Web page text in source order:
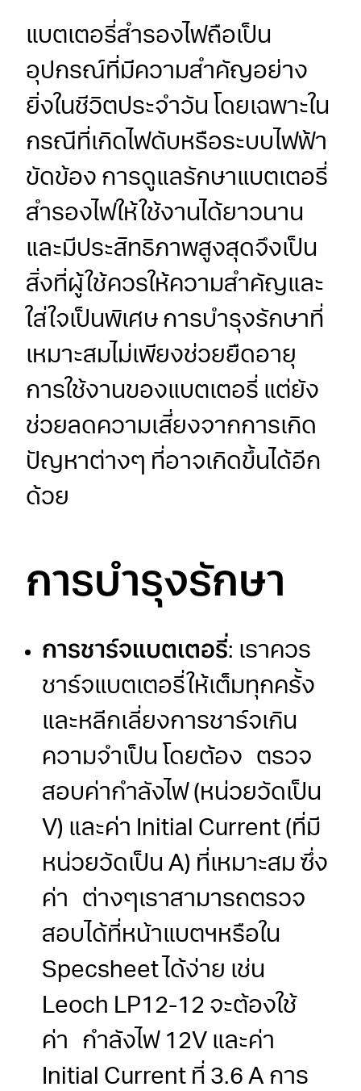
แบตเตอรี่สำรองไฟถือเป็น
อุปกรณ์ที่มีความสำคัญอย่าง
ยิ่งในชีวิตประจำวัน โดยเฉพาะใน
กรณีที่เกิดไฟดับหรือระบบไฟฟ้า
ขัดข้อง การดูแลรักษาแบตเตอรี่
สำรองไฟให้ใช้งานได้ยาวนาน
และมีประสิทธิภาพสูงสุดจึงเป็น
สิ่งที่ผู้ใช้ควรให้ความสำคัญและ
ใส่ใจเป็นพิเศษ การบำรุงรักษาที่
เหมาะสมไม่เพียงช่วยยืดอายุ
การใช้งานของแบตเตอรี่ แต่ยัง
ช่วยลดความเสี่ยงจากการเกิด
ปัญหาต่างๆ ที่อาจเกิดขึ้นได้อีก
ด้วย
การบำรุงรักษา
การชาร์จแบตเตอรี่: เราควร
ชาร์จแบตเตอรี่ให้เต็มทุกครั้ง
และหลีกเลี่ยงการชาร์จเกิน
ความจำเป็น โดยต้อง ตรวจ
สอบค่ากำลังไฟ (หน่วยวัดเป็น
V) และค่า Initial Current (ที่มี
หน่วยวัดเป็น A) ที่เหมาะสม ซึ่ง
ค่า ต่างๆเราสามารถตรวจ
สอบได้ที่หน้าแบตฯหรือใน
Specsheet ได้ง่าย เช่น
Leoch LP12-12 จะต้องใช้
ค่า กำลังไฟ 12V และค่า
Initial Current ที่ 3.6 A การ